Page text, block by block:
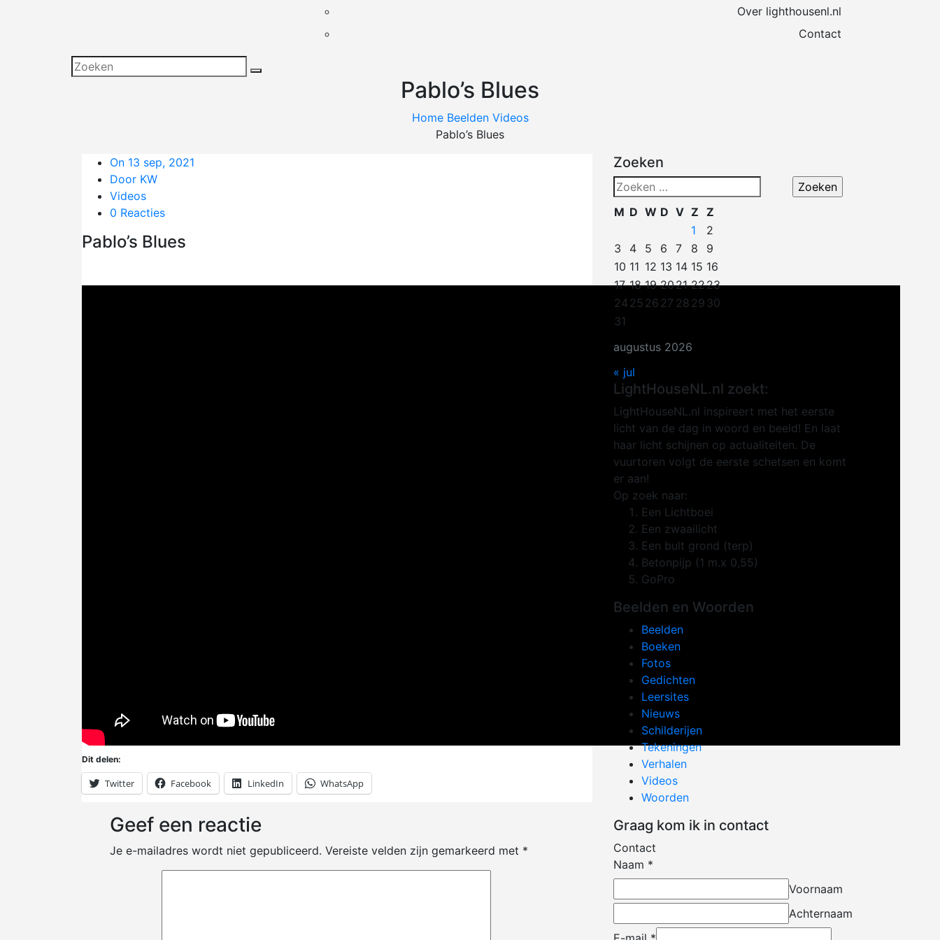
Over lighthousenl.nl
Contact
Pablo’s Blues
Home Beelden Videos
Pablo’s Blues
On 13 sep, 2021
Door KW
Videos
0 Reacties
Pablo’s Blues
Dit delen:
Twitter Facebook LinkedIn WhatsApp
Geef een reactie
Je e-mailadres wordt niet gepubliceerd. Vereiste velden zijn gemarkeerd met *
Zoeken
Zoeken
naar:
augustus 2026
M D W D V Z Z
1
2
3
4 5 6 7 8
9
10 11 12 13 14 15 16
17 18 19 2021 2223
24 25 26 27 28 29 30
31
« jul
LightHouseNL.nl zoekt:
LightHouseNL.nl inspireert met het eerste
licht van de dag in woord en beeld! En laat
haar licht schijnen op actualiteiten. De
vuurtoren volgt de eerste schetsen en komt
er aan!
Op zoek naar:
Een Lichtboei
Een zwaailicht
Een bult grond (terp)
Betonpijp (1 m.x 0,55)
GoPro
Beelden en Woorden
Beelden
Boeken
Fotos
Gedichten
Leersites
Nieuws
Schilderijen
Tekeningen
Verhalen
Videos
Woorden
Graag kom ik in contact
Contact
Naam *
Voornaam
Achternaam